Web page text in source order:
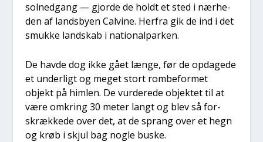
sol­ned­gang — gjor­de de holdt et sted i nær­he­
den af lands­by­en Cal­vi­ne. Her­fra gik de ind i det
smuk­ke land­skab i natio­nal­par­ken.
De hav­de dog ikke gået læn­ge, før de opda­ge­de
et under­ligt og meget stort rom­be­for­met
objekt på him­len. De vur­de­re­de objek­tet til at
være omkring 30 meter langt og blev så for­
skræk­ke­de over det, at de sprang over et hegn
og krøb i skjul bag nog­le buske.